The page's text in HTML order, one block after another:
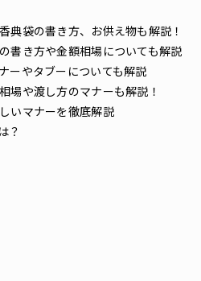
典袋の書き方、お供え物も解説！
書き方や金額相場についても解説
ーやタブーについても解説
場や渡し方のマナーも解説！
いマナーを徹底解説
？